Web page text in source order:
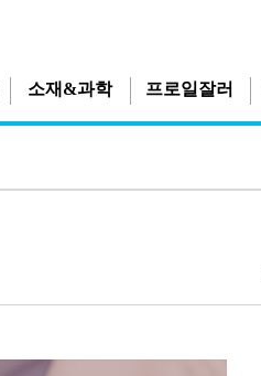
소재&과학 프로일잘러